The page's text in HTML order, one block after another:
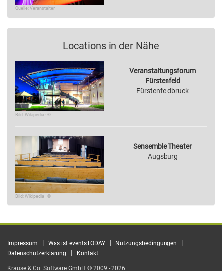
Quelle: Veranstalter
Locations in der Nähe
Bild: Wikipedia · ©
Veranstaltungsforum
Fürstenfeld
Fürstenfeldbruck
Bild: Wikipedia · ©
Sensemble Theater
Augsburg
Impressum | Was ist eventsTODAY | Nutzungsbedingungen |
Datenschutzerklärung | Kontakt
Krause & Co. Software GmbH © 2009 - 2026